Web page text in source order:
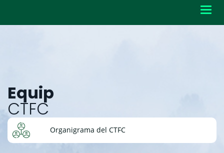
Equip
CTFC
Organigrama del CTFC